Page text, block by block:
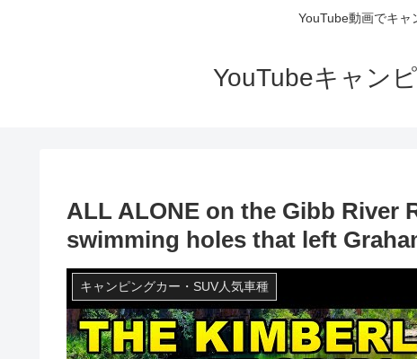
YouTube動画でキャ
YouTubeキャン
ALL ALONE on the Gibb River
swimming holes that left
キャンピングカー・SUV人気車種